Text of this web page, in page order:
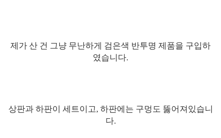
제가 산 건 그냥 무난하게 검은색 반투명 제품을 구입하
였습니다.
상판과 하판이 세트이고, 하판에는 구멍도 뚫어져있습니
다.